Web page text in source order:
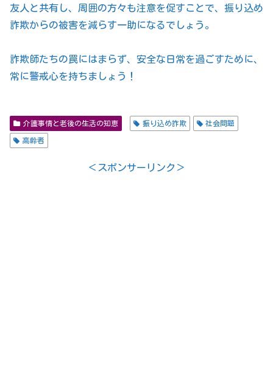
友人と共有し、周囲の方々も注意を促すことで、振り込め
詐欺からの被害を減らす一助になるでしょう。
詐欺師たちの罠にはまらず、安全な日常を過ごすために、
常に警戒心を持ちましょう！
介護事情と老後の生活の知恵 振り込め詐欺 社会問題
高齢者
＜スポンサーリンク＞